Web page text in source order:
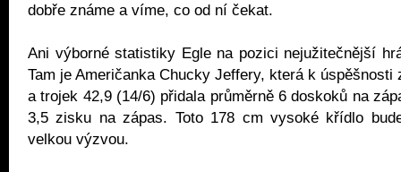
dobře známe a víme, co od ní čekat.
Ani výborné statistiky Egle na pozici nejužitečnější
Tam je Američanka Chucky Jeffery, která k úspěšnosti
a trojek 42,9 (14/6) přidala průměrně 6 doskoků na
3,5 zisku na zápas. Toto 178 cm vysoké křídlo
velkou výzvou.